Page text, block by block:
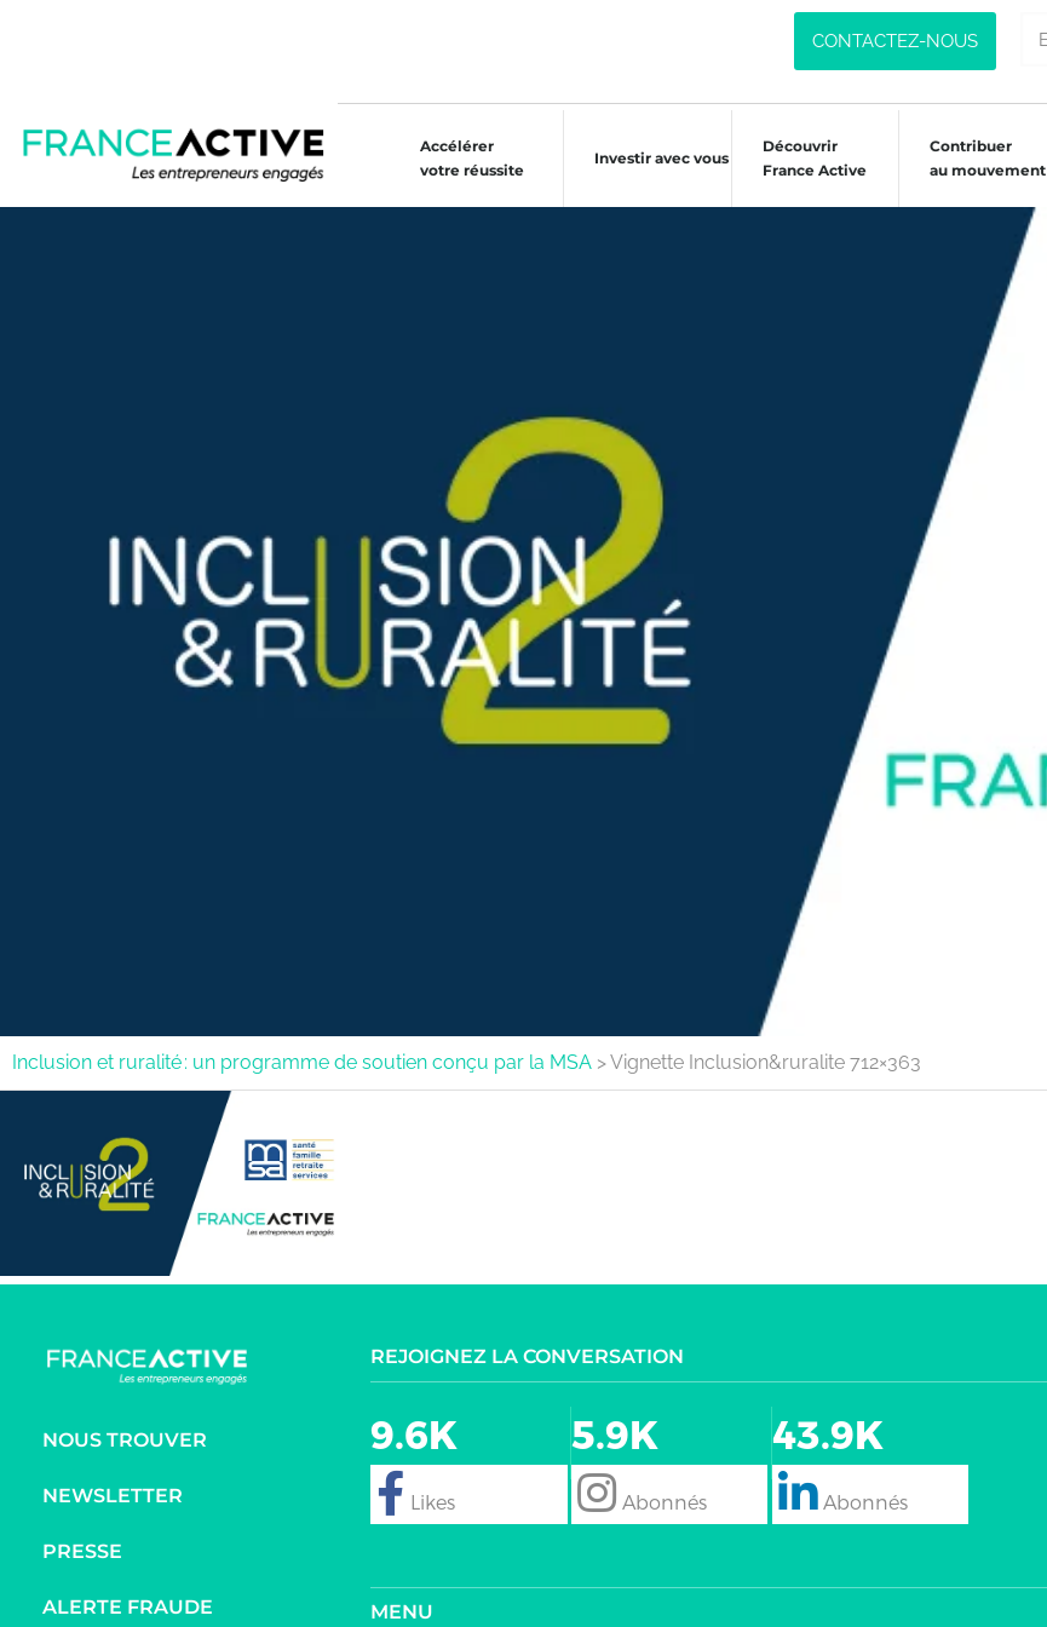
CONTACTEZ-NOUS
Accélérer
votre réussite
Investir avec vous
Découvrir
France Active
Contribuer
au mouvement
Inclusion et ruralité : un programme de soutien conçu par la MSA >Vignette Inclusion&ruralite 712×363
NOUS TROUVER
NEWSLETTER
PRESSE
ALERTE FRAUDE
REJOIGNEZ LA CONVERSATION
9.6K
follow
5.9K
follow
43.9K
MENU